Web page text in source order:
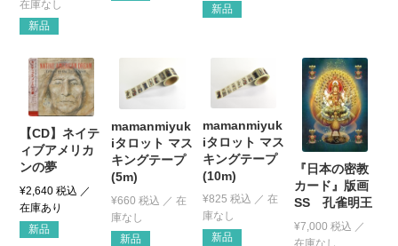
新品
新品
【CD】ネイテ
ィブアメリカ
ンの夢
¥2,640 税込
新品
mamanmiyuk
iタロット マス
キングテープ
(5m)
¥660 税込
新品
mamanmiyuk
iタロット マス
キングテープ
(10m)
¥825 税込
新品
『日本の密教
カード』版画
SS 孔雀明王
¥7,000 税込